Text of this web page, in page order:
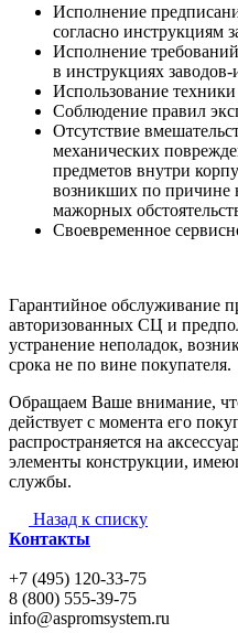
Исполнение
согласно инструкциям
Исполнение
в инструкциях заводов-
Использование
Соблюдение правил
Отсутствие
механических
предметов внутри
возникших по причине
мажорных
Своевременное
Гарантийное обслуживание
авторизованных СЦ и
устранение неполадок,
срока не по вине покупателя.
Обращаем Ваше внимание,
действует с момента его
распространяется на
элементы конструкции,
службы.
Назад к списку
Контакты
+7 (495) 120-33-75
8 (800) 555-39-75
info@aspromsystem.ru